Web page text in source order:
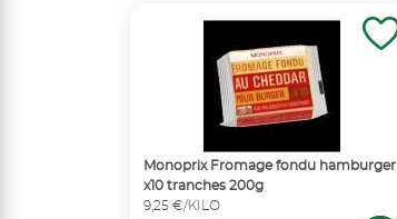
Monoprix Fromage fondu hamburger
x10 tranches 200g
9,25 €/KILO